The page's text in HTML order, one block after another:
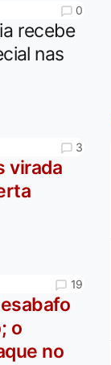
0
recebe
nas
3
virada
19
o
no